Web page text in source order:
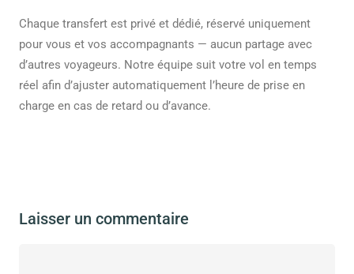
Chaque transfert est privé et dédié, réservé uniquement
pour vous et vos accompagnants — aucun partage avec
d’autres voyageurs. Notre équipe suit votre vol en temps
réel afin d’ajuster automatiquement l’heure de prise en
charge en cas de retard ou d’avance.
Laisser un commentaire